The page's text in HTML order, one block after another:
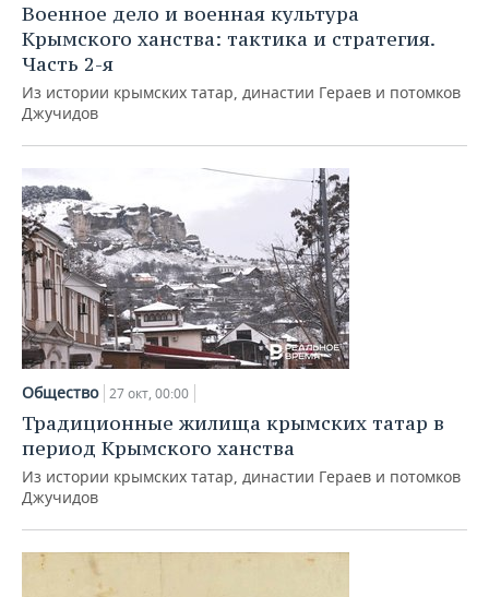
Военное дело и военная культура
Крымского ханства: тактика и стратегия.
Часть 2-я
Из истории крымских татар, династии Гераев и потомков
Джучидов
Общество 27 окт, 00:00
Традиционные жилища крымских татар в
период Крымского ханства
Из истории крымских татар, династии Гераев и потомков
Джучидов